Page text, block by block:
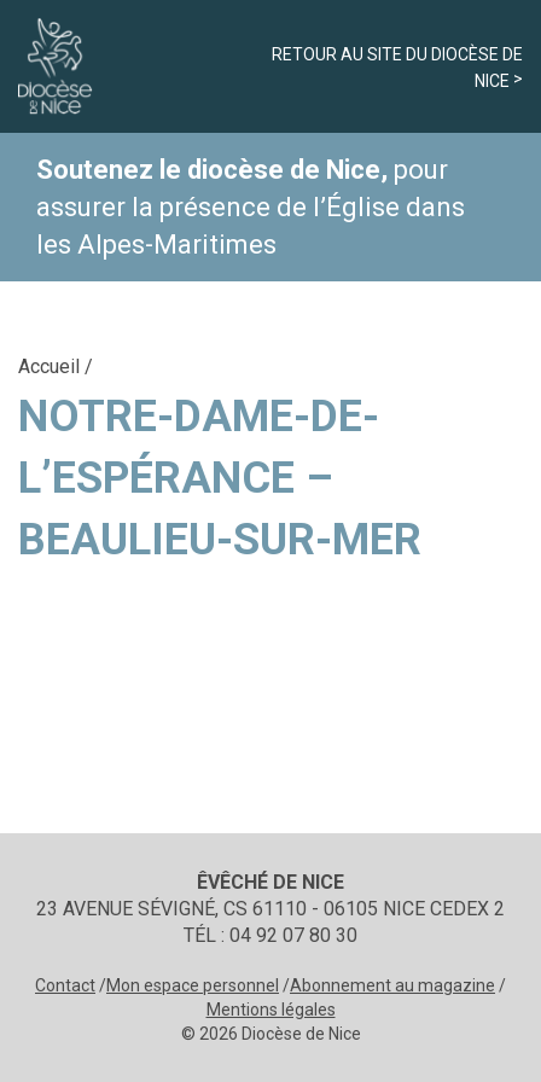
RETOUR AU SITE DU DIOCÈSE DE
NICE
Soutenez le diocèse de Nice, pour
assurer la présence de l’Église dans
les Alpes-Maritimes
Accueil /
NOTRE-DAME-DE-
L’ESPÉRANCE –
BEAULIEU-SUR-MER
ÊVÊCHÉ DE NICE
23 AVENUE SÉVIGNÉ, CS 61110 - 06105 NICE CEDEX 2
TÉL : 04 92 07 80 30
Contact Mon espace personnel
Abonnement au magazine
Mentions légales
© 2026 Diocèse de Nice